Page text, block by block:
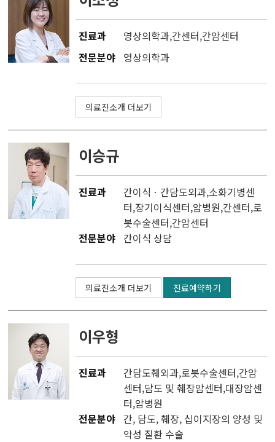
진료과 영상의학과,간센터,간암센터
전문분야 영상의학과
의료진소개 더보기
이승규
진료과 간이식ㆍ간담도외과,소화기병센
터,장기이식센터,암병원,간센터,로
봇수술센터,간암센터
전문분야 간이식 상담
의료진소개 더보기 진료예약하기
이우형
진료과 간담도췌외과,로봇수술센터,간암
센터,담도 및 췌장암센터,대장암센
터,암병원
전문분야 간, 담도, 췌장, 십이지장의 양성 및
악성 질환 수술